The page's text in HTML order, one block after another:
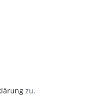
zu.